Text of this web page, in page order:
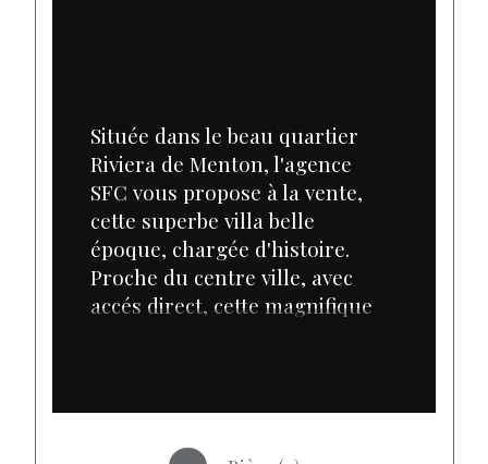
Située dans le beau quartier
Riviera de Menton, l'agence
SFC vous propose à la vente,
cette superbe villa belle
époque, chargée d'histoire.
Proche du centre ville, avec
accés direct, cette magnifique
80 m², de 7 chambres, de 6
salles d'eau et de 4 WC. A